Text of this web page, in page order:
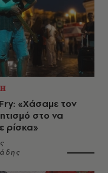
«Χάσαμε τον
στο να
ρίσκα»